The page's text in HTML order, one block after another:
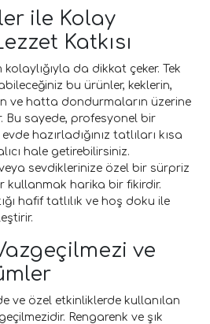
ile Kolay
Katkısı
kolaylığıyla da dikkat çeker. Tek
bu ürünler, keklerin,
ve hatta dondurmaların üzerine
Bu sayede, profesyonel bir
hazırladığınız tatlıları kısa
hale getirebilirsiniz.
sevdiklerinize özel bir sürpriz
kullanmak harika bir fikirdir.
hafif tatlılık ve hoş doku ile
ve
ve özel etkinliklerde kullanılan
Rengarenk ve şık